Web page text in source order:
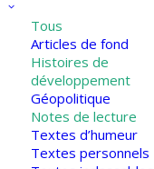
Tous
Articles de fond
Histoires de
développement
Géopolitique
Notes de lecture
Textes d’humeur
Textes personnels